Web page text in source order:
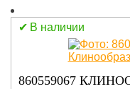
В наличии
860559067